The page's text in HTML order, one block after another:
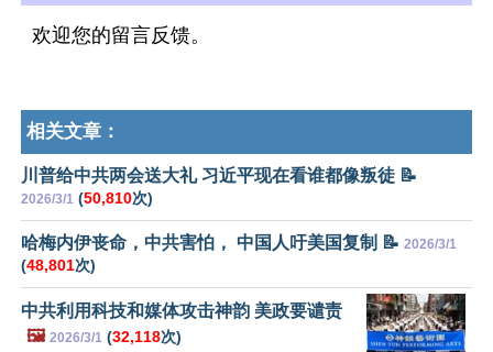
欢迎您的留言反馈。
相关文章：
川普给中共两会送大礼 习近平现在看谁都像叛徒 📝
2026/3/1 (50,810次)
哈梅内伊丧命，中共害怕， 中国人吁美国复制 📝 2026/3/1
(48,801次)
中共利用科技和媒体攻击神韵 美政要谴责
🖼️ 2026/3/1 (32,118次)